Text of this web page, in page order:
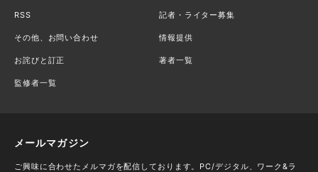
RSS 記者・ライター募集
その他、お問い合わせ 情報提供
お詫びと訂正 著者一覧
監修者一覧
メールマガジン
ご興味に合わせたメルマガを配信しております。PC/デジタル、ワーク&ラ